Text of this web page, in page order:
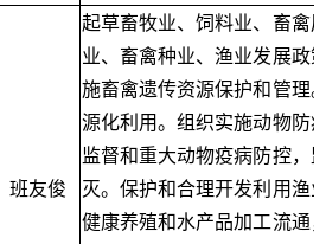
班友俊
起草畜牧业、饲料业、畜禽
业、畜禽种业、渔业发展政
施畜禽遗传资源保护和管理
源化利用。组织实施动物防
监督和重大动物疫病防控，
灭。保护和合理开发利用渔
健康养殖和水产品加工流通